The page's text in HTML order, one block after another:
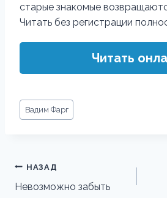
старые знакомые
Читать без регистрации
Читать
Метки
записи:
Вадим Фарг
Навигация
по
НАЗАД
Невозможно забыть